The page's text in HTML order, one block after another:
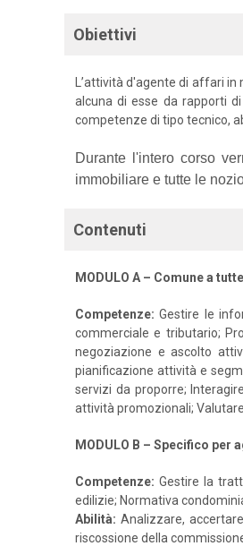
Obiettivi
L’attività d'agente di affari
alcuna di esse da rapporti
competenze di tipo tecnico,
Durante l'intero corso
immobiliare e tutte le
Contenuti
MODULO A – Comune a
Competenze: Gestire le
commerciale e tributario;
negoziazione e ascolto
pianificazione attività e
servizi da proporre;
attività promozionali;
MODULO B – Specifico
Competenze: Gestire la
edilizie; Normativa
Abilità: Analizzare,
riscossione della